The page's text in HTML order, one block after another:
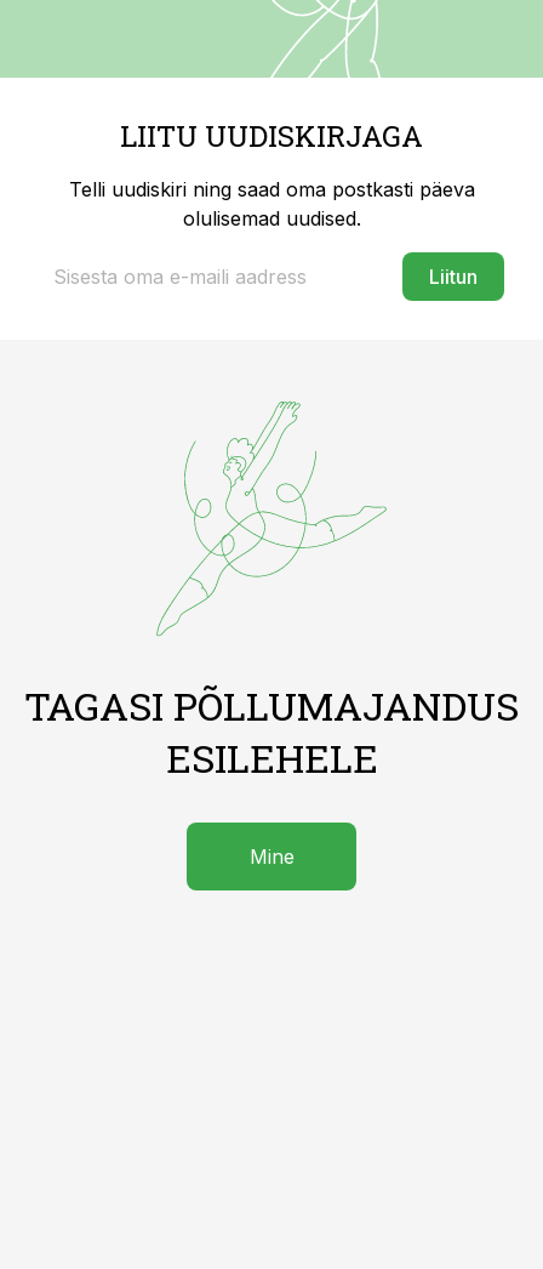
LIITU UUDISKIRJAGA
Telli uudiskiri ning saad oma postkasti päeva
olulisemad uudised.
Liitun
TAGASI PÕLLUMAJANDUS
ESILEHELE
Mine